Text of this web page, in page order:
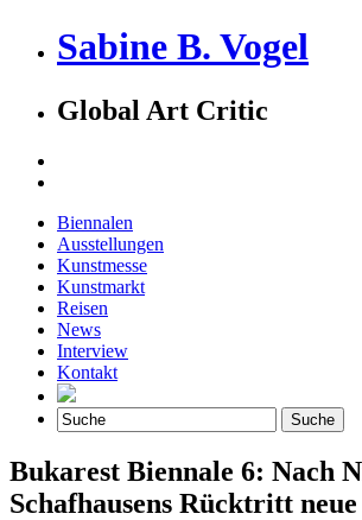
Sabine B. Vogel
Global Art Critic
Biennalen
Ausstellungen
Kunstmesse
Kunstmarkt
Reisen
News
Interview
Kontakt
Bukarest Biennale 6: Nach
Schafhausens Rücktritt